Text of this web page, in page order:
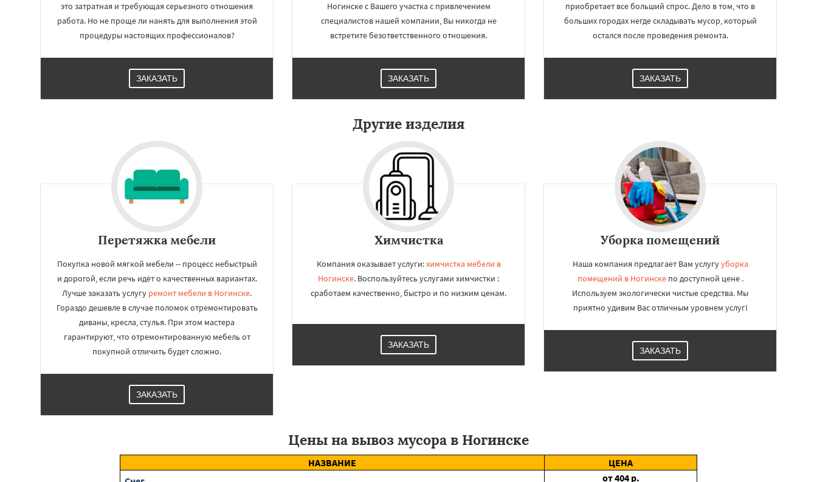
это затратная и требующая серьезного отношения
работа. Но не проще ли нанять для выполнения этой
процедуры настоящих профессионалов?
ЗАКАЗАТЬ
Ногинске с Вашего участка с привлечением
специалистов нашей компании, Вы никогда не
встретите безответственного отношения.
ЗАКАЗАТЬ
приобретает все больший спрос. Дело в том, что в
больших городах негде складывать мусор, который
остался после проведения ремонта.
ЗАКАЗАТЬ
Другие изделия
Перетяжка мебели
Покупка новой мягкой мебели -- процесс небыстрый
и дорогой, если речь идёт о качественных вариантах.
Лучше заказать услугу ремонт мебели в Ногинске.
Гораздо дешевле в случае поломок отремонтировать
диваны, кресла, стулья. При этом мастера
гарантируют, что отремонтированную мебель от
покупной отличить будет сложно.
ЗАКАЗАТЬ
Химчистка
Компания оказывает услуги:химчистка мебели в
Ногинске. Воспользуйтесь услугами химчистки :
сработаем качественно, быстро и по низким ценам.
ЗАКАЗАТЬ
Уборка помещений
Наша компания предлагает Вам услугууборка
помещений в Ногинскепо доступной цене .
Используем экологически чистые средства. Мы
приятно удивим Вас отличным уровнем услуг!
ЗАКАЗАТЬ
Цены на вывоз мусора в Ногинске
НАЗВАНИЕ
ЦЕНА
от404 р.